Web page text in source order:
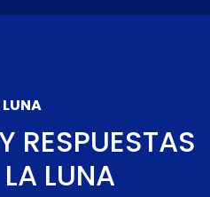
LUNA
RESPUESTAS
LUNA